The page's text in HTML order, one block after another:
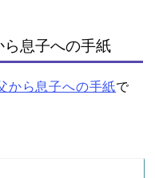
息子への手紙
から息子への手紙で